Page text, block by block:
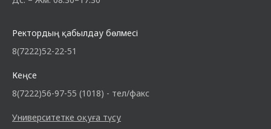
Ректордың қабылдау бөлмесі
8(7222)52-22-51
Кеңсе
8(7222)56-97-55 (1018) - тел/факс
Университетке оқуға түсу